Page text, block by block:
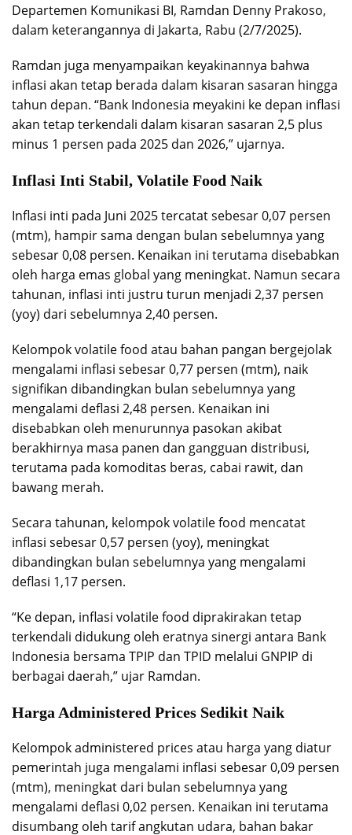
Departemen Komunikasi BI, Ramdan Denny Prakoso,
dalam keterangannya di Jakarta, Rabu (2/7/2025).
Ramdan juga menyampaikan keyakinannya bahwa
inflasi akan tetap berada dalam kisaran sasaran hingga
tahun depan. “Bank Indonesia meyakini ke depan inflasi
akan tetap terkendali dalam kisaran sasaran 2,5 plus
minus 1 persen pada 2025 dan 2026,” ujarnya.
Inflasi Inti Stabil, Volatile Food Naik
Inflasi inti pada Juni 2025 tercatat sebesar 0,07 persen
(mtm), hampir sama dengan bulan sebelumnya yang
sebesar 0,08 persen. Kenaikan ini terutama disebabkan
oleh harga emas global yang meningkat. Namun secara
tahunan, inflasi inti justru turun menjadi 2,37 persen
(yoy) dari sebelumnya 2,40 persen.
Kelompok volatile food atau bahan pangan bergejolak
mengalami inflasi sebesar 0,77 persen (mtm), naik
signifikan dibandingkan bulan sebelumnya yang
mengalami deflasi 2,48 persen. Kenaikan ini
disebabkan oleh menurunnya pasokan akibat
berakhirnya masa panen dan gangguan distribusi,
terutama pada komoditas beras, cabai rawit, dan
bawang merah.
Secara tahunan, kelompok volatile food mencatat
inflasi sebesar 0,57 persen (yoy), meningkat
dibandingkan bulan sebelumnya yang mengalami
deflasi 1,17 persen.
“Ke depan, inflasi volatile food diprakirakan tetap
terkendali didukung oleh eratnya sinergi antara Bank
Indonesia bersama TPIP dan TPID melalui GNPIP di
berbagai daerah,” ujar Ramdan.
Harga Administered Prices Sedikit Naik
Kelompok administered prices atau harga yang diatur
pemerintah juga mengalami inflasi sebesar 0,09 persen
(mtm), meningkat dari bulan sebelumnya yang
mengalami deflasi 0,02 persen. Kenaikan ini terutama
disumbang oleh tarif angkutan udara, bahan bakar